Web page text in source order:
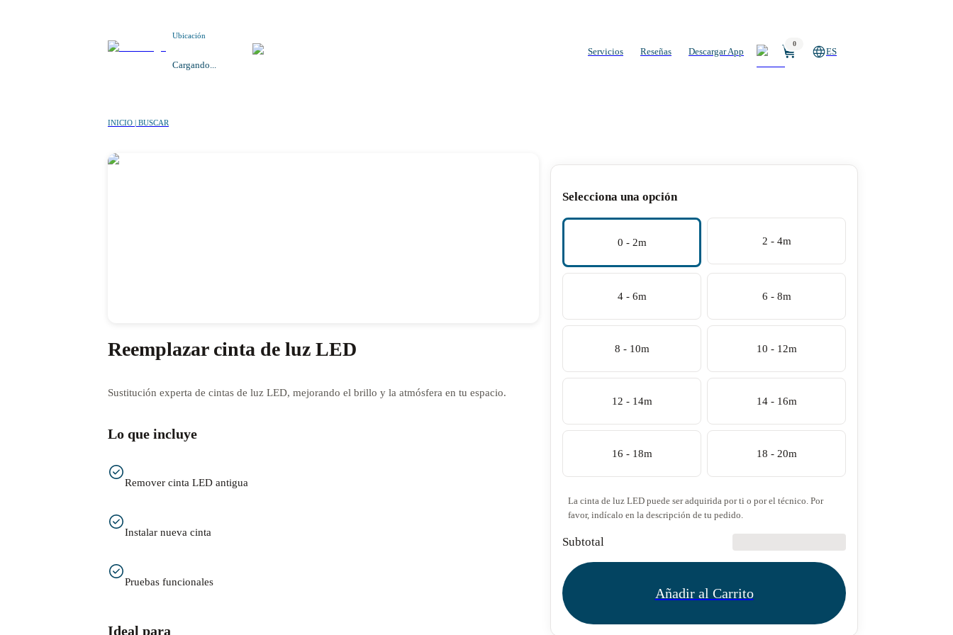
Ubicación
Cargando...
Servicios Reseñas Descargar App
0
ES
INICIO | BUSCAR
Reemplazar cinta de luz LED
Sustitución experta de cintas de luz LED, mejorando el brillo y la atmósfera en tu espacio.
Lo que incluye
Remover cinta LED antigua
Instalar nueva cinta
Pruebas funcionales
Ideal para
Selecciona una opción
0 - 2m 2 - 4m
4 - 6m 6 - 8m
8 - 10m 10 - 12m
12 - 14m 14 - 16m
16 - 18m 18 - 20m
La cinta de luz LED puede ser adquirida por ti o por el técnico. Por
favor, indícalo en la descripción de tu pedido.
Subtotal
Añadir al Carrito